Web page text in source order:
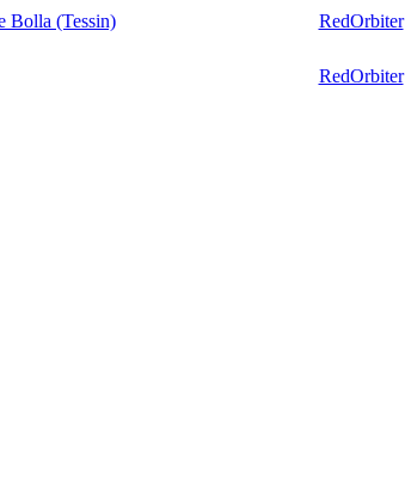
Bolla (Tessin) RedOrbiter
RedOrbiter